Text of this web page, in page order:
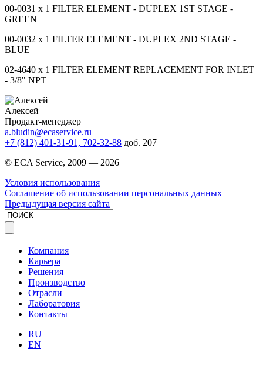
00-0031 x 1 FILTER ELEMENT - DUPLEX 1ST STAGE -
GREEN
00-0032 x 1 FILTER ELEMENT - DUPLEX 2ND STAGE -
BLUE
02-4640 x 1 FILTER ELEMENT REPLACEMENT FOR INLET
- 3/8" NPT
Алексей
Продакт-менеджер
a.bludin@ecaservice.ru
+7 (812) 401-31-91, 702-32-88 доб. 207
© ECA Service, 2009 — 2026
Условия использования
Соглашение об использовании персональных данных
Предыдущая версия сайта
Компания
Карьера
Решения
Производство
Отрасли
Лаборатория
Контакты
RU
EN